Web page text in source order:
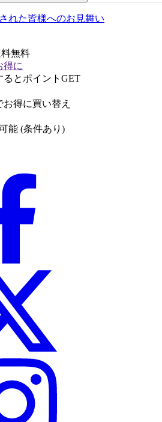
れた皆様へのお見舞い
無料
得に
るとポイントGET
得に買い替え
能 (条件あり)